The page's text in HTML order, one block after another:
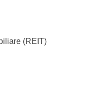
(REIT)